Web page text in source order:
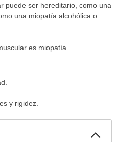
puede ser hereditario, como una
una miopatía alcohólica o
es miopatía.
y rigidez.